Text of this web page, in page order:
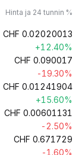
Hinta ja 24 tunnin %
CHF 0.02020013
+12.40%
CHF 0.090017
-19.30%
CHF 0.01241904
+15.60%
CHF 0.00601131
-2.50%
CHF 0.671729
-1.60%